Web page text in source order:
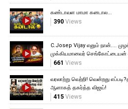
கண்டாவள மாமா கனடால...
390Views
C.Josep Vijay எனும் நான்....
முக்கியமானவர் செங்கோட்டையன்
661 Views
வரலாற்று வெற்றி! வென்றது
ஆளாகத் தகர்த்த விஜய்!
415Views